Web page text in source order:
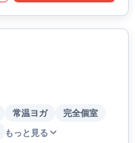
常温ヨガ
完全個室
もっと見る